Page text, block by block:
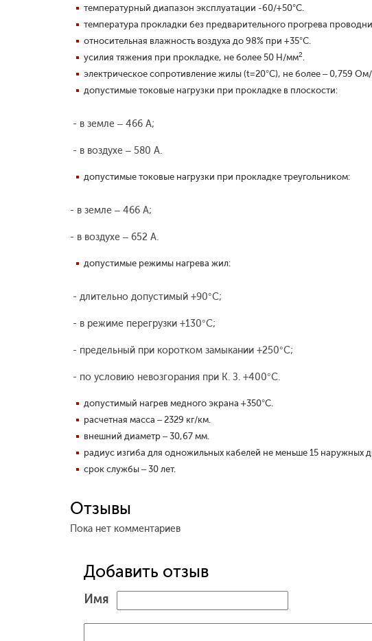
температурный диапазон эксплуатации -60/+50°С.
температура прокладки без предварительного прогрева
относительная влажность воздуха до 98% при +35°С.
усилия тяжения при прокладке, не более 50 Н/мм2.
электрическое сопротивление жилы (t=20°С), не более – 0,759
допустимые токовые нагрузки при прокладке в плоскости:
- в земле – 466 А;
- в воздухе – 580 А.
допустимые токовые нагрузки при прокладке треугольником:
- в земле – 466 А;
- в воздухе – 652 А.
допустимые режимы нагрева жил:
- длительно допустимый +90°С;
- в режиме перегрузки +130°С;
- предельный при коротком замыкании +250°С;
- по условию невозгорания при К. З. +400°С.
допустимый нагрев медного экрана +350°С.
расчетная масса – 2329 кг/км.
внешний диаметр – 30,67 мм.
радиус изгиба для одножильных кабелей не меньше 15 наружных
срок службы – 30 лет.
Отзывы
Пока нет комментариев
Добавить отзыв
Имя